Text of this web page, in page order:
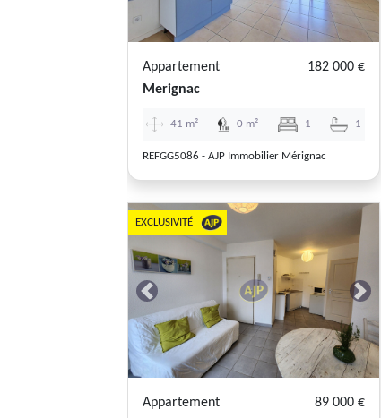
Appartement
182 000 €
Merignac
41 m² 0 m² 1 1
REFGG5086 - AJP Immobilier Mérignac
Previous Next
EXCLUSIVITÉ
Appartement
89 000 €